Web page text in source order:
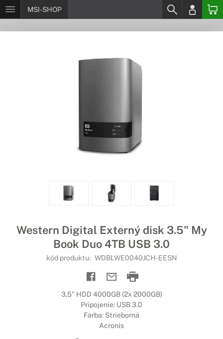
MSI-SHOP
Western Digital Externý disk 3.5" My
Book Duo 4TB USB 3.0
kód produktu: WDBLWE0040JCH-EESN
3,5" HDD 4000GB (2x 2000GB)
Pripojenie: USB 3.0
Farba: Strieborná
Acronis